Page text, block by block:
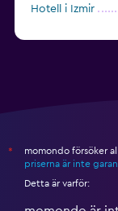
Hotell i Izmir
*
momondo försöker
priserna är inte
Detta är varför: